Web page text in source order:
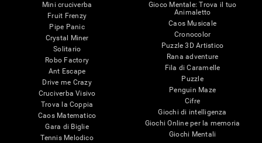
Mini cruciverba
Fruit Frenzy
Pipe Panic
Crystal Miner
Solitario
Robo Factory
Ant Escape
Drive me Crazy
Cruciverba Visivo
Trova la Coppia
Caos Matematico
Gara di Biglie
Tennis Melodico
Gioco Mentale: Trova il tuo
Animaletto
Caos Musicale
Cronocolor
Puzzle 3D Artistico
Rana adventure
Fila di Caramelle
Puzzle
Penguin Maze
Cifre
Giochi di intelligenza
Giochi Online per la memoria
Giochi Mentali